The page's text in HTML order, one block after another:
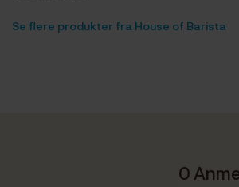
Se flere produkter fra House of Barista
0